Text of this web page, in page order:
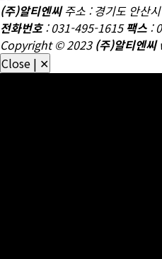
철도 차량 부품, 고속철도용 부품
(주)알티엔씨주소 : 경기도 안산
전화번호: 031-495-1615팩스 :
Copyright © 2023 (주)알티엔씨
Close | ✕